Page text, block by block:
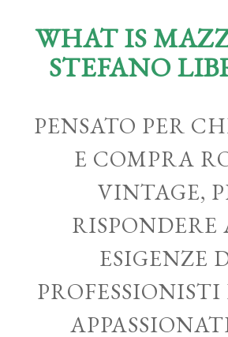
WHAT IS
STEFANO
PENSATO PER
E COMPRA
VINTAGE,
RISPONDERE
ESIGENZE